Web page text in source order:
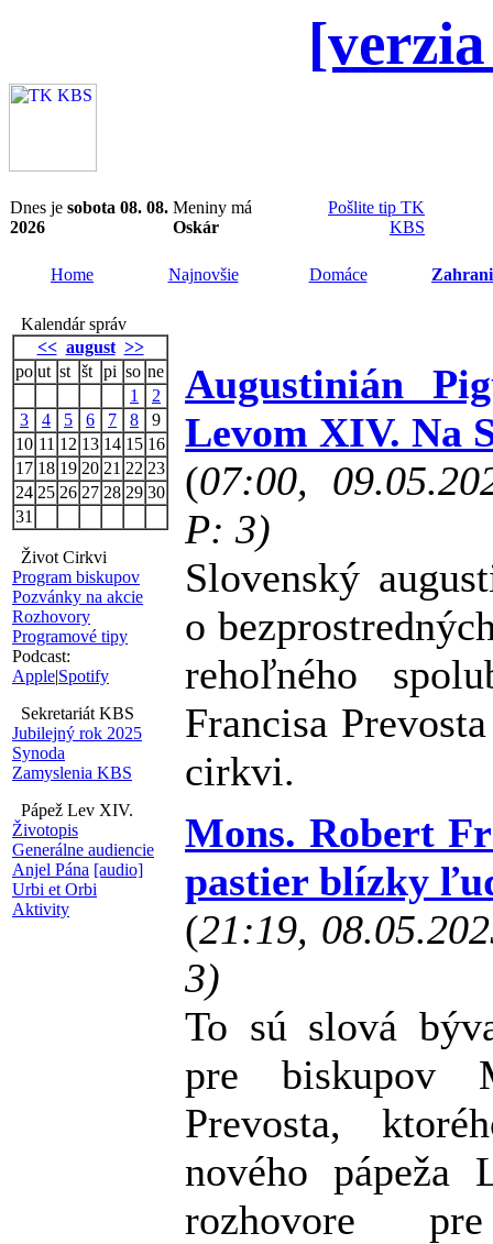
Dnes je sobota 08. 08.
2026
Meniny má
Oskár
Pošlite tip TK
KBS
Home Najnovšie Domáce
Kalendár správ
<< august >>
po ut st št pi so ne
1
2
3
4 5 6 7 8
9
10 11 12 13 14 15 16
17 18 19 20 21 22 23
24 25 26 27 28 29 30
31
Život Cirkvi
Program biskupov
Pozvánky na akcie
Rozhovory
Programové tipy
Podcast:
Apple|Spotify
Sekretariát KBS
Jubilejný rok 2025
Synoda
Zamyslenia KBS
Pápež Lev XIV.
Životopis
Generálne audiencie
Anjel Pána [audio]
Urbi et Orbi
Aktivity
Augustinián
Levom XIV. Na
(07:00,
P: 3)
Slovenský
o
rehoľného
Francisa
cirkvi.
Mons. Robert
pastier blízky
(21:19,
3)
To sú slová
pre biskupov
Prevosta,
nového pápeža
rozhovore